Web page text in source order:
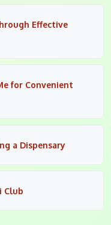
Effective
for Convenient
a Dispensary
Club